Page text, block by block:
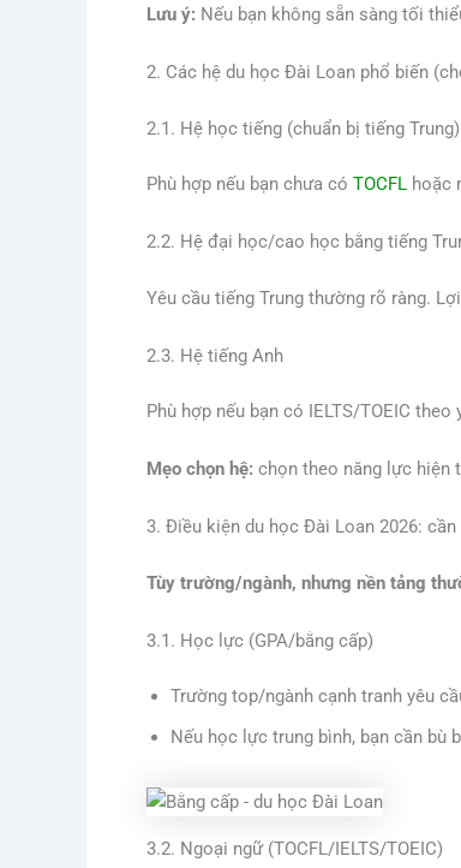
Lưu ý: Nếu bạn không sẵn sàng tối
2. Các hệ du học Đài Loan phổ biến
2.1. Hệ học tiếng (chuẩn bị tiếng Trung)
Phù hợp nếu bạn chưa có TOCFL hoặc
2.2. Hệ đại học/cao học bằng tiếng
Yêu cầu tiếng Trung thường rõ ràng.
2.3. Hệ tiếng Anh
Phù hợp nếu bạn có IELTS/TOEIC
Mẹo chọn hệ: chọn theo năng lực hiện
3. Điều kiện du học Đài Loan 2026: cần
Tùy trường/ngành, nhưng nền tảng
3.1. Học lực (GPA/bằng cấp)
Trường top/ngành cạnh tranh yêu
Nếu học lực trung bình, bạn cần bù
3.2. Ngoại ngữ (TOCFL/IELTS/TOEIC)